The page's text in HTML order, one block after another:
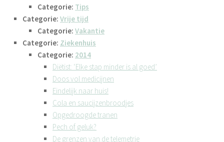
Categorie: Tips
Categorie: Vrije tijd
Categorie: Vakantie
Categorie: Ziekenhuis
Categorie: 2014
Diëtist: ‘Elke stap minder is al goed’
Doos vol medicijnen
Eindelijk naar huis!
Cola en saucijzenbroodjes
Opgedroogde tranen
Pech of geluk?
De grenzen van de telemetrie